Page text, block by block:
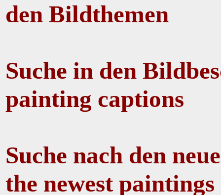
den Bildthemen
Suche in den
painting captions
Suche nach den
the newest paintings